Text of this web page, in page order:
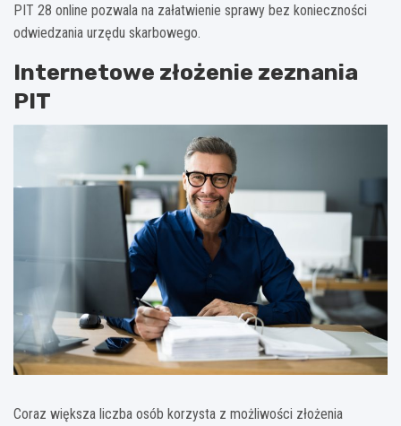
PIT 28 online pozwala na załatwienie sprawy bez konieczności
odwiedzania urzędu skarbowego.
Internetowe złożenie zeznania
PIT
Coraz większa liczba osób korzysta z możliwości złożenia